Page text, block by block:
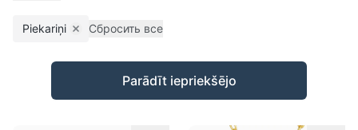
Piekariņi Remove filter
Сбросить все
Preces
Parādīt iepriekšējo